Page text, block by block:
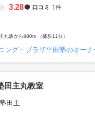
3.28
口コミ 1件
丸駅から880m （徒歩11分）
ング・プラザ平田塾のオーナ
田主丸教室